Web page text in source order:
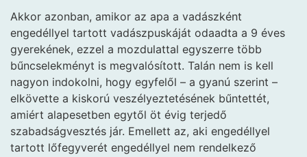
Akkor azonban, amikor az apa a vadászként
engedéllyel tartott vadászpuskáját odaadta a 9 éves
gyerekének, ezzel a mozdulattal egyszerre több
bűncselekményt is megvalósított. Talán nem is kell
nagyon indokolni, hogy egyfelől – a gyanú szerint –
elkövette a kiskorú veszélyeztetésének bűntettét,
amiért alapesetben egytől öt évig terjedő
szabadságvesztés jár. Emellett az, aki engedéllyel
tartott lőfegyverét engedéllyel nem rendelkező